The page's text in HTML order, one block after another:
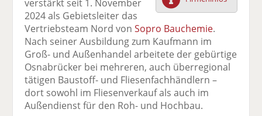
F
ac
e
b
o
o
k
te
il
tt
er
n
Li
n
k
e
di
n
te
il
e
E
m
ai
v
er
se
ck
e
verstärkt seit 1. November
2024 als Gebietsleiter das
Vertriebsteam Nord vonSopro Bauchemie.
Nach seiner Ausbildung zum Kaufmann im
Groß- und Außenhandel arbeitete der gebürtige
Osnabrücker bei mehreren, auch überregional
tätigen Baustoff- und Fliesenfachhändlern –
dort sowohl im Fliesenverkauf als auch im
Außendienst für den Roh- und Hochbau.